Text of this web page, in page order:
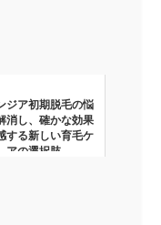
ジア初期脱毛の悩
消し、確かな効果
する新しい育毛ケ
アの選択肢